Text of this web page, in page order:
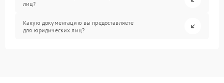
лиц?
Какую документацию вы предоставляете
для юридических лиц?